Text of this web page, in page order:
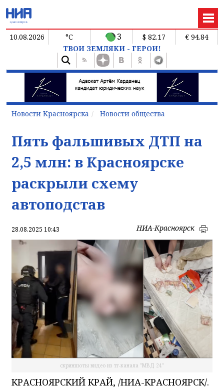
10.08.2026 °C 3 $ 82.17
€ 94.84
ТВОИ ЗЕМЛЯКИ - ГЕРОИ!
Новости Красноярска Новости общества
Пять фальшивых ДТП на
2,5 млн: в Красноярске
раскрыли схему
автоподстав
28.08.2025 10:43 НИА-Красноярск
скриншоты видео из тг-канала "МВД 24"
КРАСНОЯРСКИЙ КРАЙ, /НИА-КРАСНОЯРСК/.